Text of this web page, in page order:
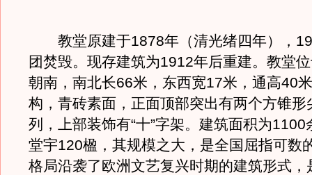
教堂原建于1878年（清光绪四年），
团焚毁。现存建筑为1912年后重建。教堂
朝南，南北长66米，东西宽17米，通高40
构，青砖素面，正面顶部突出有两个方锥形
列，上部装饰有“十”字架。建筑面积为1100
堂宇120楹，其规模之大，是全国屈指可数
格局沿袭了欧洲文艺复兴时期的建筑形式，